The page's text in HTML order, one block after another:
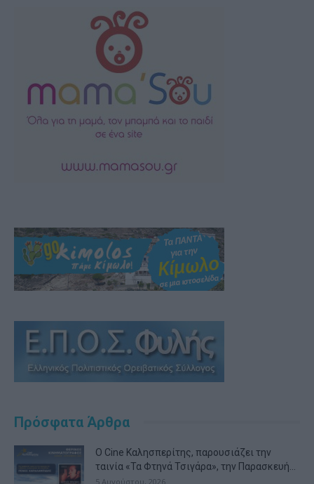
Πρόσφατα Άρθρα
Ο Cine Καλησπερίτης, παρουσιάζει την
ταινία «Τα Φτηνά Τσιγάρα», την Παρασκευή...
5 Αυγούστου, 2026